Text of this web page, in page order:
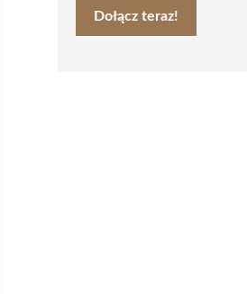
Dołącz teraz!